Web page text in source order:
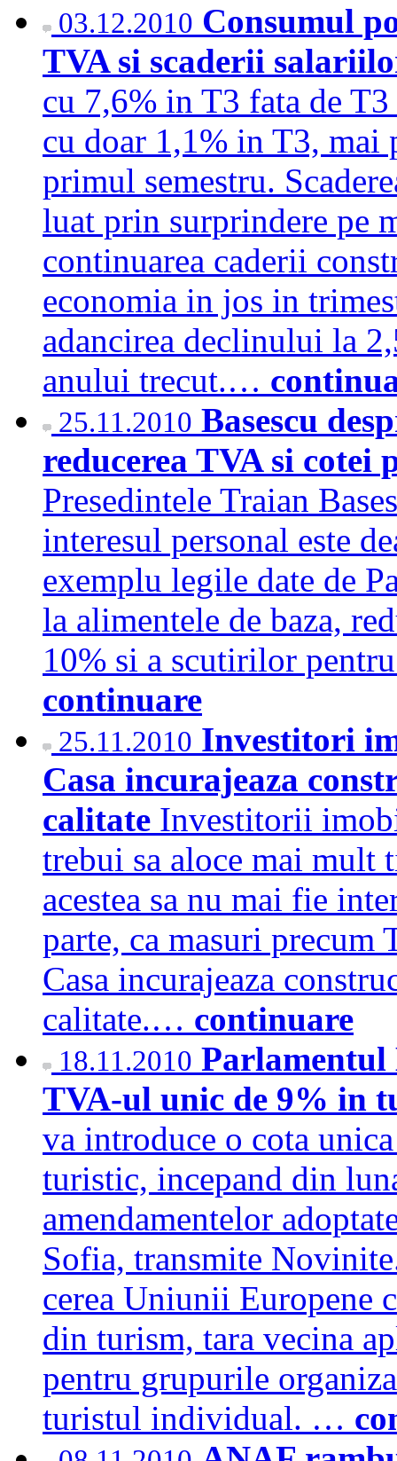
03.12.2010 Consumul
TVA si scaderii
cu 7,6% in T3 fata de
cu doar 1,1% in T3, mai
primul semestru.
luat prin surprindere pe
continuarea caderii
economia in jos in
adancirea declinului la
anului trecut.…
25.11.2010 Basescu
reducerea TVA si cotei
Presedintele Traian
interesul personal este
exemplu legile date de
la alimentele de baza,
10% si a scutirilor
continuare
25.11.2010 Investitori
Casa incurajeaza
calitate Investitorii
trebui sa aloce mai mult
acestea sa nu mai fie
parte, ca masuri precum
Casa incurajeaza
calitate.… continuare
18.11.2010 Parlamentul
TVA-ul unic de 9% in
va introduce o cota
turistic, incepand din
amendamentelor
Sofia, transmite
cerea Uniunii Europene
din turism, tara vecina
pentru grupurile
turistul individual. …